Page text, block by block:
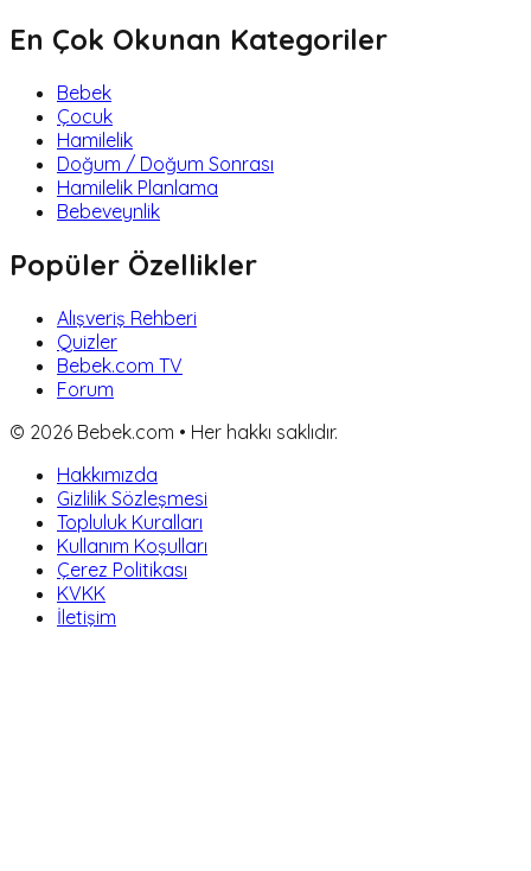
En Çok Okunan Kategoriler
Bebek
Çocuk
Hamilelik
Doğum / Doğum Sonrası
Hamilelik Planlama
Bebeveynlik
Popüler Özellikler
Alışveriş Rehberi
Quizler
Bebek.com TV
Forum
© 2026 Bebek.com • Her hakkı saklıdır.
Hakkımızda
Gizlilik Sözleşmesi
Topluluk Kuralları
Kullanım Koşulları
Çerez Politikası
KVKK
İletişim